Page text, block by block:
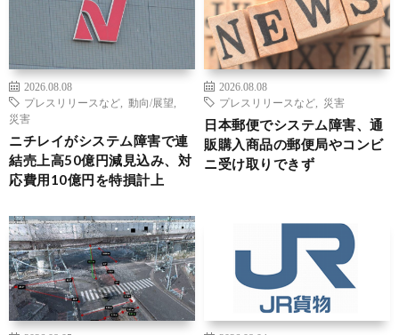
2026.08.08
プレスリリースなど
動向/展望
災害
ニチレイがシステム障害で連
結売上高50億円減見込み、対
応費用10億円を特損計上
2026.08.08
プレスリリースなど
災害
日本郵便でシステム障害、通
販購入商品の郵便局やコンビ
ニ受け取りできず